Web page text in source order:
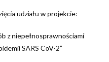
udziału w projekcie:
z niepełnosprawnościami
SARS CoV-2”